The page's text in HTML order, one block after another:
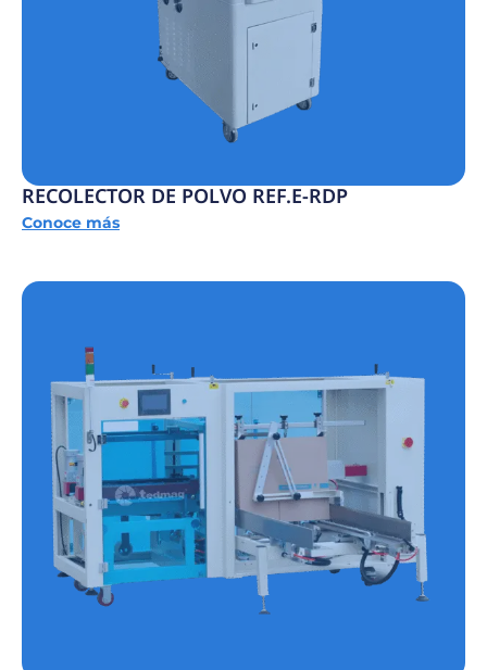
RECOLECTOR DE POLVO REF.E-RDP
Conoce más